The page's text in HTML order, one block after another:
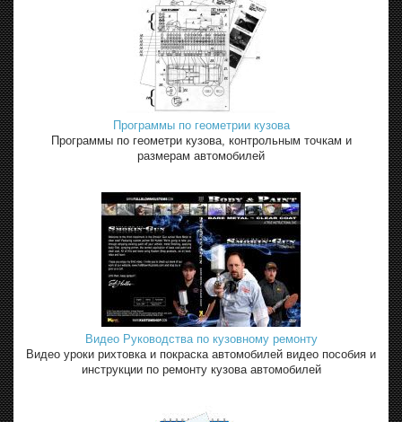
Программы по геометрии кузова
Программы по геометри кузова, контрольным точкам и
размерам автомобилей
Видео Руководства по кузовному ремонту
Видео уроки рихтовка и покраска автомобилей видео пособия и
инструкции по ремонту кузова автомобилей